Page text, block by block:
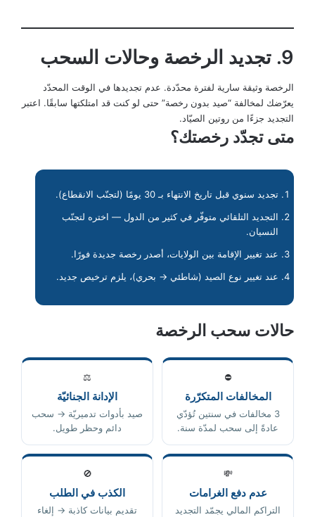
9. تجديد الرخصة وحالات السحب
الرخصة وثيقة سارية لفترة محدّدة. عدم تجديدها في الوقت المحدّد
يعرّضك لمخالفة “صيد بدون رخصة” حتى لو كنت قد امتلكتها سابقًا. اعتبر
التجديد جزءًا من روتين الصيّاد.
متى تجدّد رخصتك؟
تجديد سنوي قبل تاريخ الانتهاء بـ 30 يومًا (لتجنّب الانقطاع).
التجديد التلقائي متوفّر في كثير من الدول — اختره لتجنّب
النسيان.
عند تغيير الإقامة بين الولايات، أصدر رخصة جديدة فورًا.
عند تغيير نوع الصيد (شاطئي → بحري)، يلزم ترخيص جديد.
حالات سحب الرخصة
⛔
المخالفات المتكرّرة
3 مخالفات في سنتين تُؤدّي
عادةً إلى سحب لمدّة سنة.
⚖️
الإدانة الجنائيّة
صيد بأدوات تدميريّة → سحب
دائم وحظر طويل.
💸
عدم دفع الغرامات
التراكم المالي يجمّد التجديد
🚫
الكذب في الطلب
تقديم بيانات كاذبة → إلغاء